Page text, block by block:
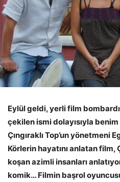
Eylül geldi, yerli film
çekilen ismi dolayısıyla
Çıngıraklı Top’un yönetmeni
Körlerin hayatını anlatan film,
koşan azimli insanları
komik… Filmin başrol